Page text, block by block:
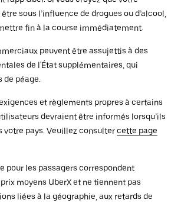
sous l’influence de drogues ou d’alcool,
fin à la course immédiatement.
peuvent être assujettis à des
de l'État supplémentaires, qui
de péage.
et règlements propres à certains
devraient être informés lorsqu’ils
votre pays. Veuillez consultercette page
pour les passagers correspondent
moyens UberX et ne tiennent pas
liées à la géographie, aux retards de